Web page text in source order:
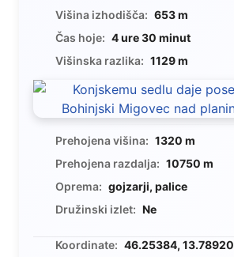
Višina izhodišča: 653 m
Čas hoje: 4 ure 30 minut
Višinska razlika: 1129 m
Prehojena višina: 1320 m
Prehojena razdalja: 10750 m
Oprema: gojzarji, palice
Družinski izlet: Ne
Koordinate: 46.25384, 13.78920